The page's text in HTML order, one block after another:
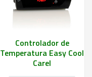
Controlador de
Temperatura Easy Cool
Carel